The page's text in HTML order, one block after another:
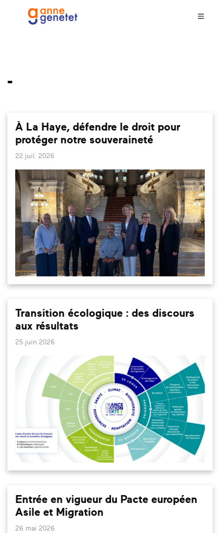
-
À La Haye, défendre le droit pour
protéger notre souveraineté
22 juil. 2026
Transition écologique : des discours
aux résultats
25 juin 2026
Entrée en vigueur du Pacte européen
Asile et Migration
26 mai 2026